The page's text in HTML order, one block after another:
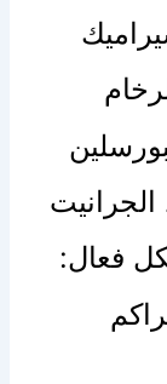
فعال: